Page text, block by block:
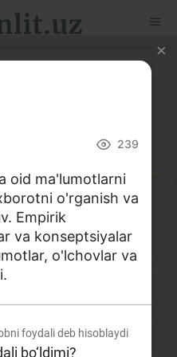
Рус
kitoblar
F G H
239
oid ma'lumotlarni
o'rganish va
Empirik
va konseptsiyalar
o'lchovlar va
foydali deb hisoblaydi
bo‘ldimi?